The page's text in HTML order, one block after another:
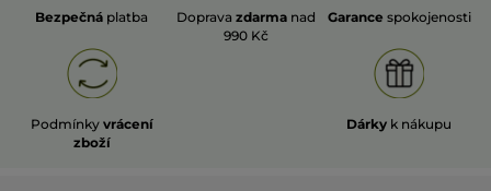
Bezpečná platba Doprava zdarma nad
990 Kč
Garance spokojenosti
Podmínky vrácení
zboží
Dárky k nákupu